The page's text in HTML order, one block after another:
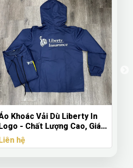
Ô Dù Gấp Unilever Đỏ Đô –
Quà Tặng Doanh Nghiệp Cao
Cấp
Liên hệ